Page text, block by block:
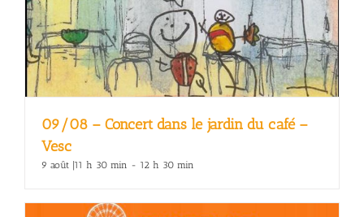
09/08 – Concert dans le jardin du café –
Vesc
9 août |11 h 30 min - 12 h 30 min